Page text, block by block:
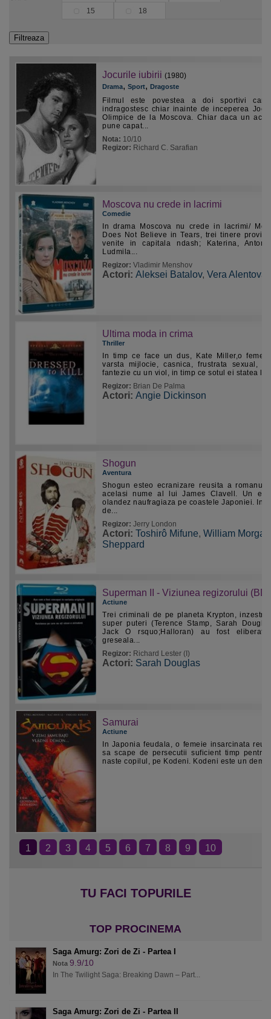
15
18
Jocurile iubirii (1980)
Drama, Sport, Dragoste
Filmul este povestea a doi sportivi
indragostesc chiar inainte de inceperea
Olimpice de la Moscova. Chiar daca un
pune capat...
Nota: 10/10
Regizor: Richard C. Sarafian
Moscova nu crede in lacrimi
Comedie
In drama Moscova nu crede in lacrimi/
Does Not Believe in Tears, trei tinere
venite in capitala ndash; Katerina,
Ludmila...
Regizor: Vladimir Menshov
Actori: Aleksei Batalov, Vera Alentova
Ultima moda in crima
Thriller
In timp ce face un dus, Kate Miller,o
varsta mijlocie, casnica, frustrata sexual,
fantezie cu un viol, in timp ce sotul ei statea
Regizor: Brian De Palma
Actori: Angie Dickinson
Shogun
Aventura
Shogun esteo ecranizare reusita a
acelasi nume al lui James Clavell. Un
olandez naufragiaza pe coastele Japoniei. In
de...
Regizor: Jerry London
Actori: Toshirô Mifune, William Morgan
Sheppard
Superman II - Viziunea regizorului (BD)
Actiune
Trei criminali de pe planeta Krypton,
super puteri (Terence Stamp, Sarah
Jack O rsquo;Halloran) au fost eliberati
greseala...
Regizor: Richard Lester (I)
Actori: Sarah Douglas
Samurai
Actiune
In Japonia feudala, o femeie insarcinata
sa scape de persecutii suficient timp pentru
naste copilul, pe Kodeni. Kodeni este un
1 2 3 4 5 6 7 8 9 10
Saga Amurg: Zori de Zi - Partea I
Nota 9.9/10
In The Twilight Saga: Breaking Dawn – Part...
Saga Amurg: Zori de Zi - Partea II